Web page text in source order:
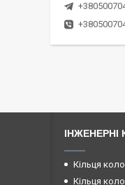
ІНЖЕНЕРНІ
Кільця
Кільця